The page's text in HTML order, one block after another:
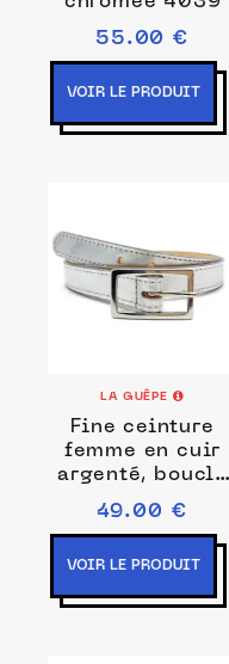
55.00 €
VOIR LE PRODUIT
LA GUÊPE
Fine ceinture
femme en cuir
argenté, boucle
rectangulaire -
9087
49.00 €
VOIR LE PRODUIT